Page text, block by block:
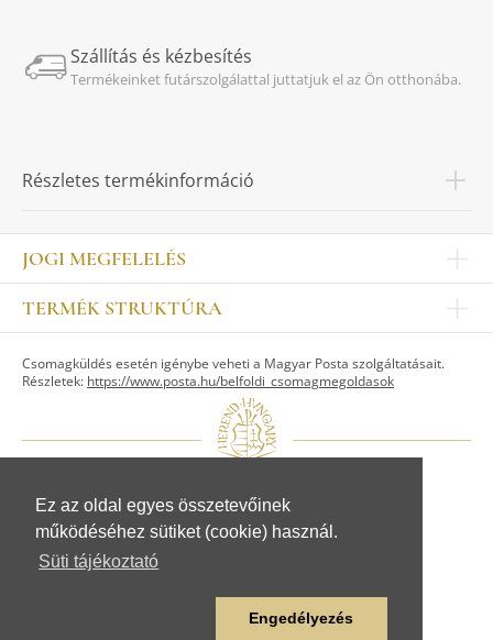
Ez az oldal egyes összetevőinek
működéséhez sütiket (cookie) használ.
Süti tájékoztató
Engedélyezés
Szállítás és kézbesítés
Termékeinket futárszolgálattal juttatjuk el az Ön otthonába.
Részletes termékinformáció
JOGI MEGFELELÉS
Impresszum
Kapcsolat
Jogi nyilatkozat
Üzletszabályzat
Adattovábbítási nyilatkozat
TERMÉK STRUKTÚRA
ASZTALKULTÚRA
Kannák, cukortartók
Szervíz kiegészítők
FIGURÁK
Csomagküldés esetén igénybe veheti a Magyar Posta szolgáltatásait.
Részletek: https://www.posta.hu/belfoldi_csomagmegoldasok
© Herendi Porcelánmanufaktúra Zrt.
www.herend.com